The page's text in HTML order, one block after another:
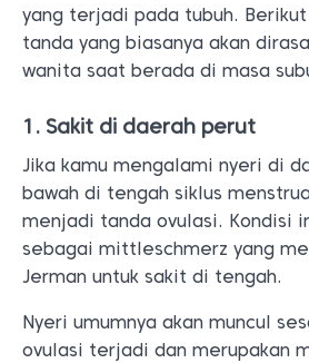
yang terjadi pada tubuh.
tanda yang biasanya akan
wanita saat berada di masa
1. Sakit di daerah perut
Jika kamu mengalami nyeri di
bawah di tengah siklus
menjadi tanda ovulasi. Kondisi
sebagai mittleschmerz yang
Jerman untuk sakit di tengah.
Nyeri umumnya akan muncul
ovulasi terjadi dan merupakan